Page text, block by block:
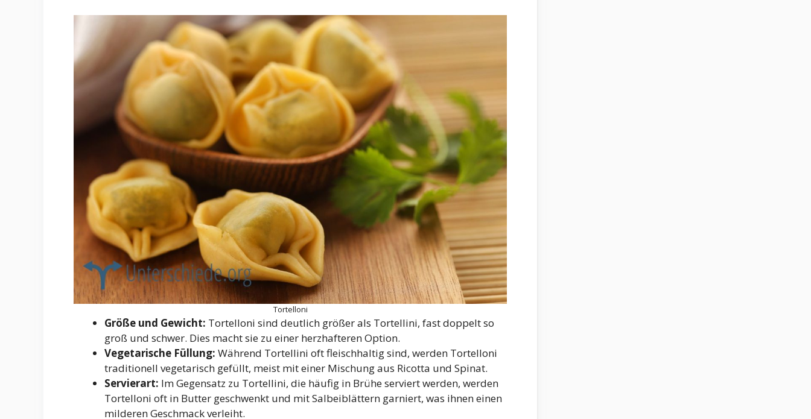
Tortelloni
Größe und Gewicht: Tortelloni sind deutlich größer als Tortellini, fast doppelt so
groß und schwer. Dies macht sie zu einer herzhafteren Option.
Vegetarische Füllung: Während Tortellini oft fleischhaltig sind, werden Tortelloni
traditionell vegetarisch gefüllt, meist mit einer Mischung aus Ricotta und Spinat.
Servierart: Im Gegensatz zu Tortellini, die häufig in Brühe serviert werden, werden
Tortelloni oft in Butter geschwenkt und mit Salbeiblättern garniert, was ihnen einen
milderen Geschmack verleiht.